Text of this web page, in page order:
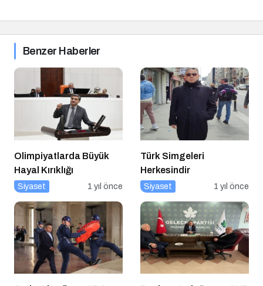
Benzer Haberler
Olimpiyatlarda Büyük
Hayal Kırıklığı
Siyaset 1 yıl önce
Türk Simgeleri
Herkesindir
Siyaset 1 yıl önce